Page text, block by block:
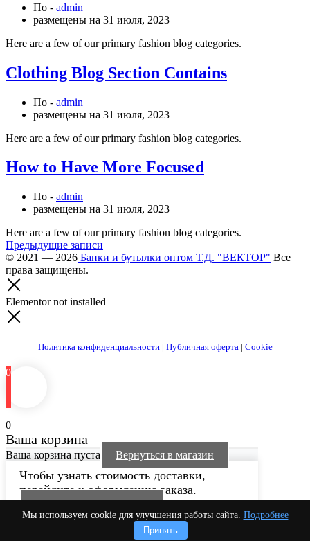
По - admin
размещены на 31 июля, 2023
Here are a few of our primary fashion blog categories.
Clothing Blog Section Contains
По - admin
размещены на 31 июля, 2023
Here are a few of our primary fashion blog categories.
How to Have More Focused
По - admin
размещены на 31 июля, 2023
Here are a few of our primary fashion blog categories.
Навигация
по
записям
Предыдущие записи
© 2021 — 2026 Банки и бутылки оптом Т.Д. "ВЕКТОР" Все
права защищены.
Elementor not installed
Мы используем cookie для улучшения работы сайта. Подробнее
Принять
Политика конфиденциальности| Публичная оферта| Cookie
0
0
Ваша корзина
Ваша корзина пуста Вернуться в магазин
Чтобы узнать стоимость доставки,
перейдите к оформлению заказа.
Продолжить покупки